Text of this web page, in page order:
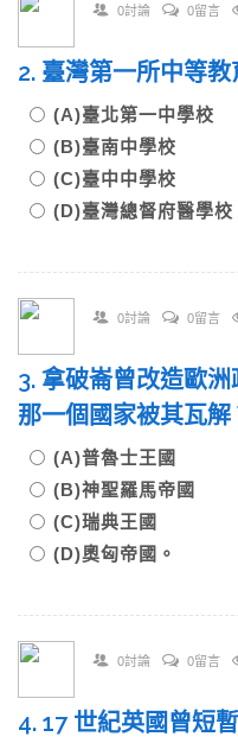
0討論 0留言
2. 臺灣第一所中等
(A)臺北第一中學校
(B)臺南中學校
(C)臺中中學校
(D)臺灣總督府醫學校
0討論 0留言
3. 拿破崙曾改造歐
那一個國家被其瓦
(A)普魯士王國
(B)神聖羅馬帝國
(C)瑞典王國
(D)奧匈帝國。
0討論 0留言
4. 17 世紀英國曾短